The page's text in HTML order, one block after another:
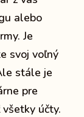
alebo
Je
svoj voľný
stále je
pre
účty.